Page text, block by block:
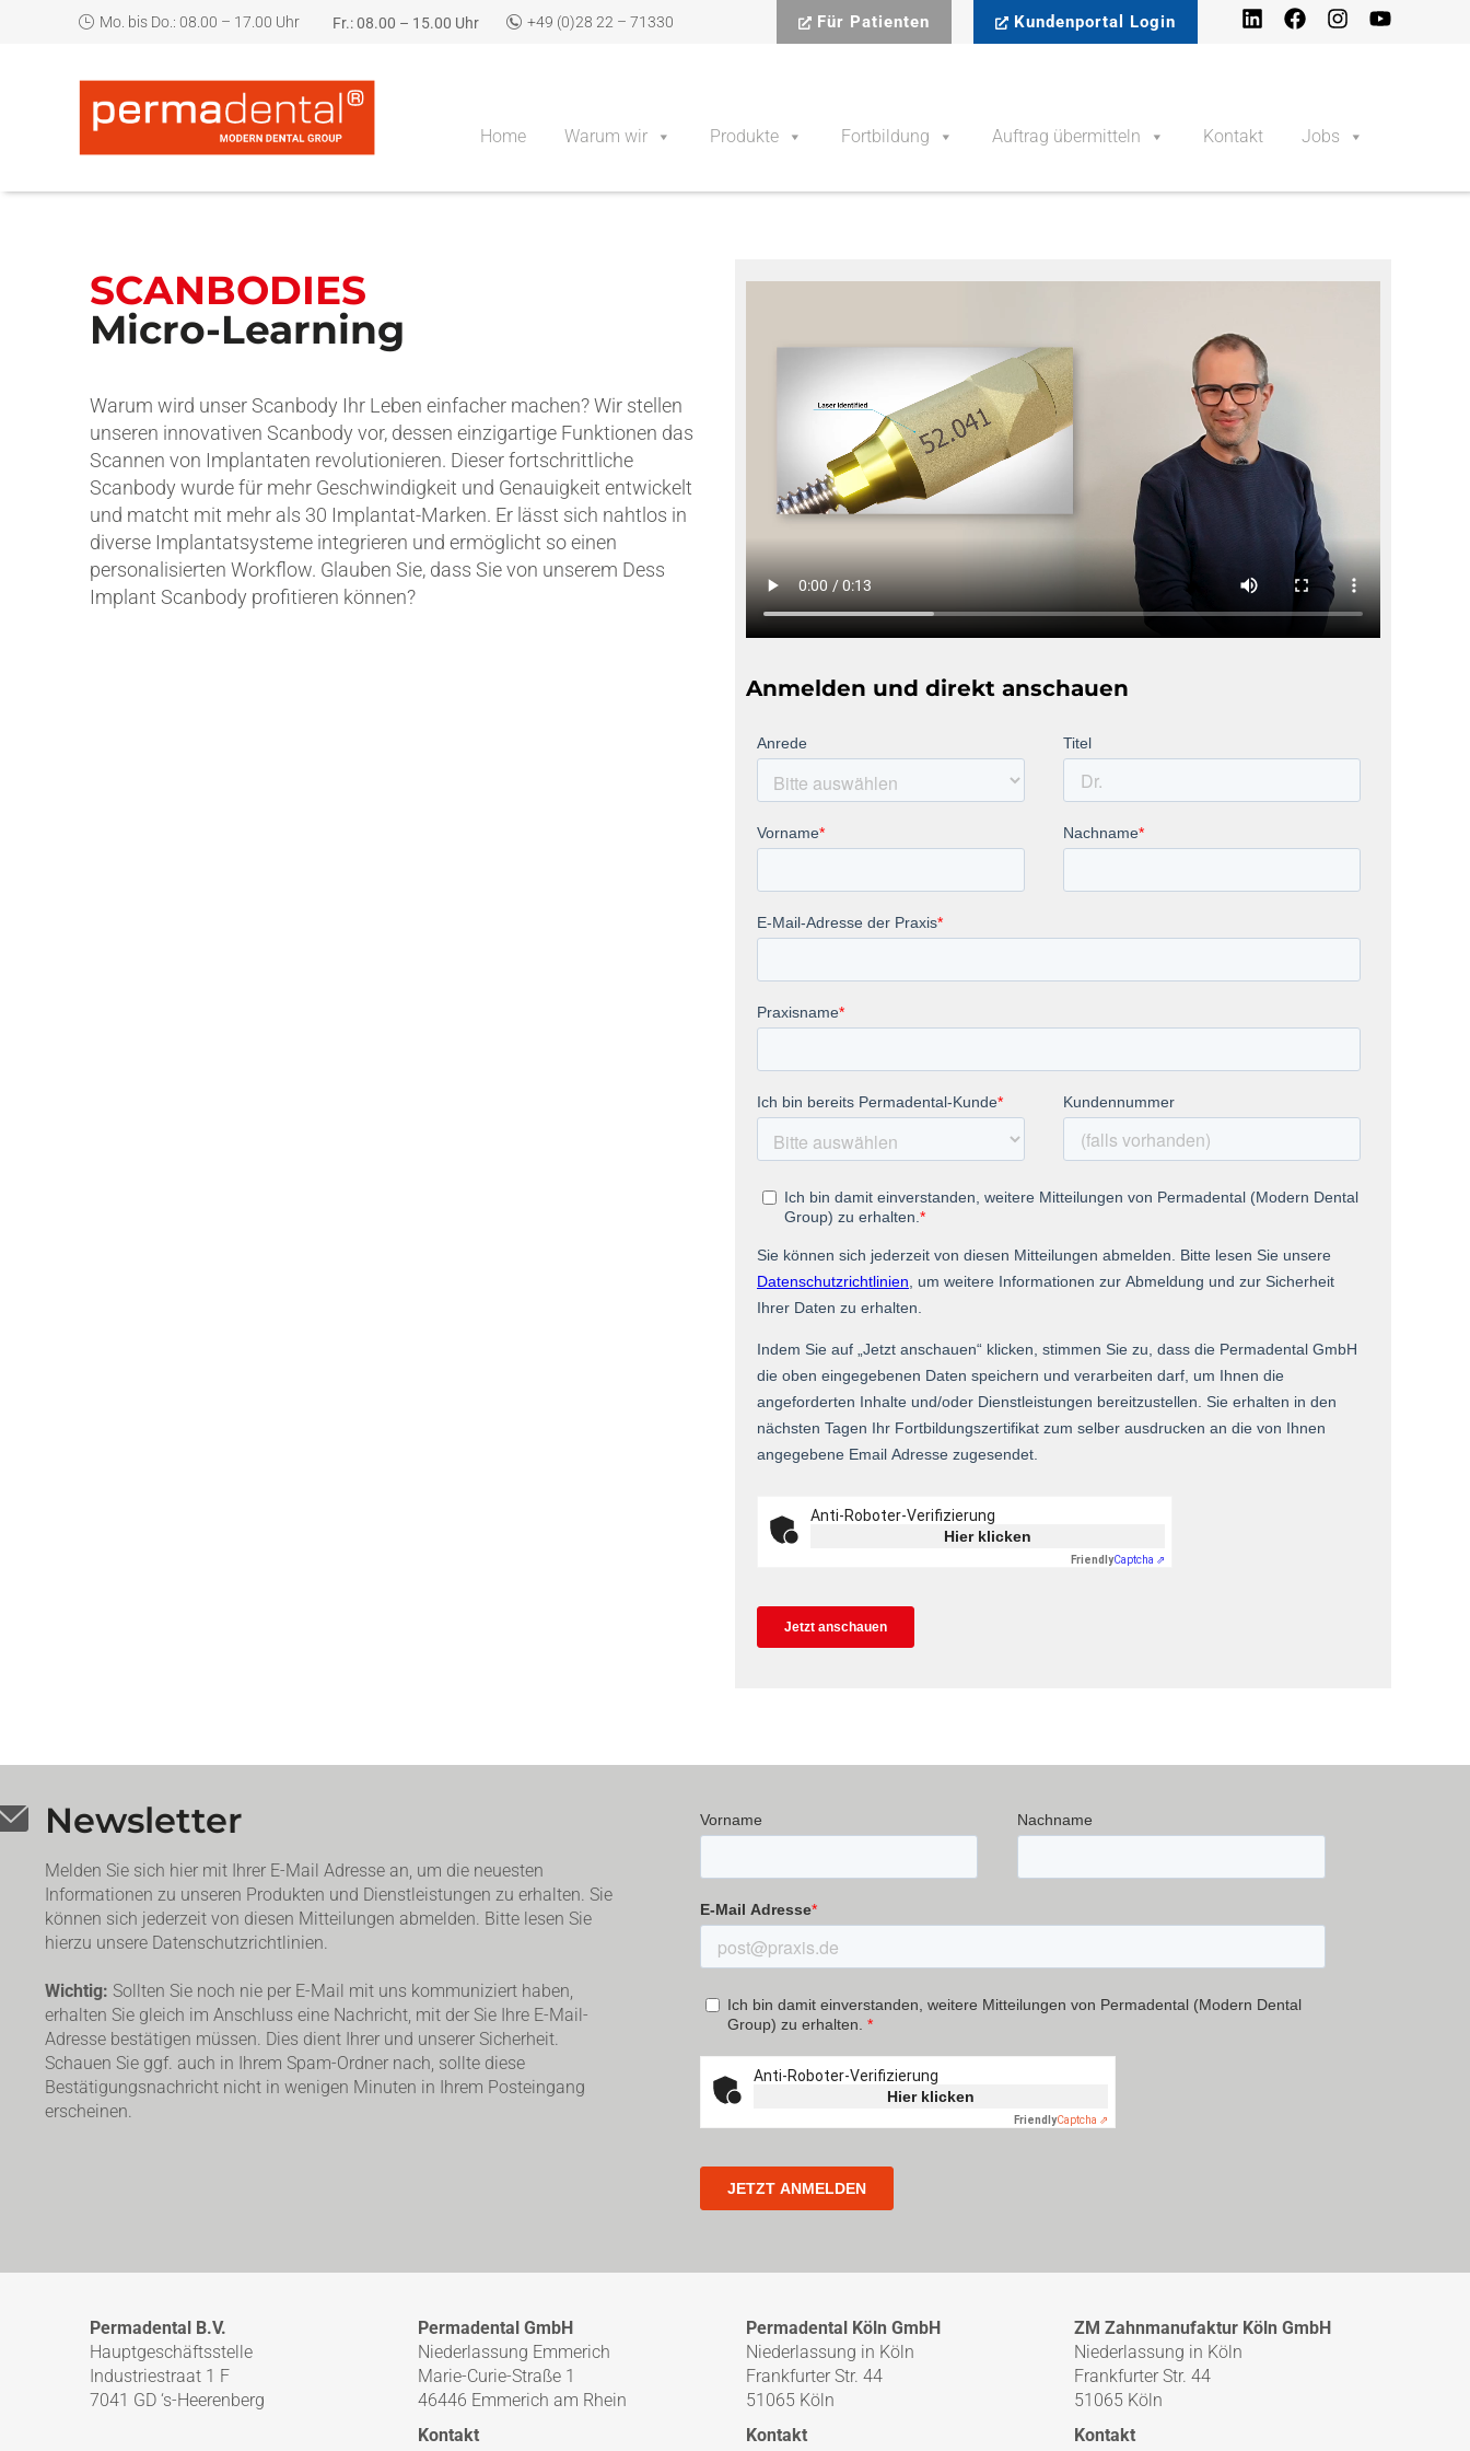
Mo. bis Do.: 08.00 – 17.00 Uhr Fr.: 08.00 – 15.00 Uhr +49 (0)28 22 – 71330 Für Patienten Kundenportal Login
Home Warum wir Produkte Fortbildung Auftrag übermitteln Kontakt Jobs
SCANBODIES
Micro-Learning
Warum wird unser Scanbody Ihr Leben einfacher machen? Wir stellen
unseren innovativen Scanbody vor, dessen einzigartige Funktionen das
Scannen von Implantaten revolutionieren. Dieser fortschrittliche
Scanbody wurde für mehr Geschwindigkeit und Genauigkeit entwickelt
und matcht mit mehr als 30 Implantat-Marken. Er lässt sich nahtlos in
diverse Implantatsysteme integrieren und ermöglicht so einen
personalisierten Workflow. Glauben Sie, dass Sie von unserem Dess
Implant Scanbody profitieren können?
Anmelden und direkt anschauen
Newsletter
Melden Sie sich hier mit Ihrer E-Mail Adresse an, um die neuesten
Informationen zu unseren Produkten und Dienstleistungen zu erhalten. Sie
können sich jederzeit von diesen Mitteilungen abmelden. Bitte lesen Sie
hierzu unsere Datenschutzrichtlinien.
Wichtig: Sollten Sie noch nie per E-Mail mit uns kommuniziert haben,
erhalten Sie gleich im Anschluss eine Nachricht, mit der Sie Ihre E-Mail-
Adresse bestätigen müssen. Dies dient Ihrer und unserer Sicherheit.
Schauen Sie ggf. auch in Ihrem Spam-Ordner nach, sollte diese
Bestätigungsnachricht nicht in wenigen Minuten in Ihrem Posteingang
erscheinen.
Permadental B.V.
Hauptgeschäftsstelle
Industriestraat 1 F
7041 GD ‘s-Heerenberg
Permadental GmbH
Niederlassung Emmerich
Marie-Curie-Straße 1
46446 Emmerich am Rhein
Kontakt
Permadental Köln GmbH
Niederlassung in Köln
Frankfurter Str. 44
51065 Köln
Kontakt
ZM Zahnmanufaktur Köln GmbH
Niederlassung in Köln
Frankfurter Str. 44
51065 Köln
Kontakt